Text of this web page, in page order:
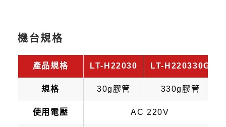
機台規格
產品規格 LT-H22030 LT-H220330G
規格 30g膠管 330g膠管
使用電壓 AC 220V